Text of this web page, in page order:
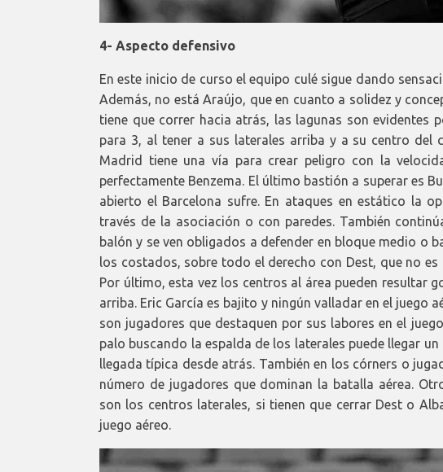
4- Aspecto defensivo
En este inicio de curso el equipo culé sigue dando
Además, no está Araújo, que en cuanto a solidez y
tiene que correr hacia atrás, las lagunas son evidentes
para 3, al tener a sus laterales arriba y a su centro del
Madrid tiene una vía para crear peligro con la
perfectamente Benzema. El último bastión a superar es
abierto el Barcelona sufre. En ataques en estático la
través de la asociación o con paredes. También
balón y se ven obligados a defender en bloque medio o
los costados, sobre todo el derecho con Dest, que no
Por último, esta vez los centros al área pueden resultar
arriba. Eric García es bajito y ningún valladar en el juego
son jugadores que destaquen por sus labores en el
palo buscando la espalda de los laterales puede llegar
llegada típica desde atrás. También en los córners o
número de jugadores que dominan la batalla aérea.
son los centros laterales, si tienen que cerrar Dest o
juego aéreo.